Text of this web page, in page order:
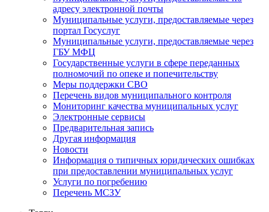
адресу электронной почты
Муниципальные услуги, предоставляемые через
портал Госуслуг
Муниципальные услуги, предоставляемые через
ГБУ МФЦ
Государственные услуги в сфере переданных
полномочий по опеке и попечительству
Меры поддержки СВО
Перечень видов муниципального контроля
Мониторинг качества муниципальных услуг
Электронные сервисы
Предварительная запись
Другая информация
Новости
Информация о типичных юридических ошибках
при предоставлении муниципальных услуг
Услуги по погребению
Перечень МСЗУ